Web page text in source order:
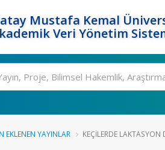
Mustafa Kemal
Veri Yönetim
EKLENEN YAYINLAR KEÇILERDE